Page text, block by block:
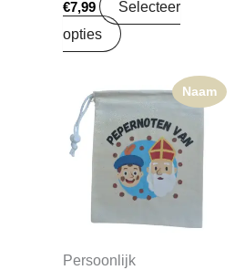
€7,99
Selecteer
opties
Naam
Persoonlijk